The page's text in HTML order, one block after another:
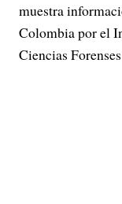
muestra
Colombia por el
Ciencias